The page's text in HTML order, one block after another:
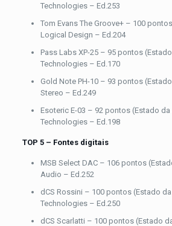
Technologies – Ed.253
Tom Evans The Groove+ – 100
Logical Design – Ed.204
Pass Labs XP-25 – 95 pontos
Technologies – Ed.170
Gold Note PH-10 – 93 pontos
Stereo – Ed.249
Esoteric E-03 – 92 pontos (Estado da
Technologies – Ed.198
TOP 5 – Fontes digitais
MSB Select DAC – 106 pontos
Audio – Ed.252
dCS Rossini – 100 pontos (Estado
Technologies – Ed.250
dCS Scarlatti – 100 pontos (Estado